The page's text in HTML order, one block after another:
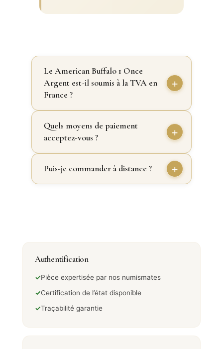
Le American Buffalo 1 Once
Argent est-il soumis à la TVA en
France ?
Quels moyens de paiement
acceptez-vous ?
Puis-je commander à distance ?
Authentification
✓Pièce expertisée par nos numismates
✓Certification de l’état disponible
✓Traçabilité garantie